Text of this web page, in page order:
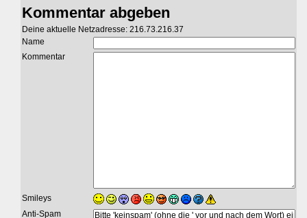
Kommentar abgeben
Deine aktuelle Netzadresse: 216.73.216.37
Name
Kommentar
Smileys
Anti-Spam